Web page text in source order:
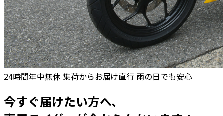
24時間年中無休 集荷からお届け直行 雨の日でも安心
今すぐ届けたい方へ、